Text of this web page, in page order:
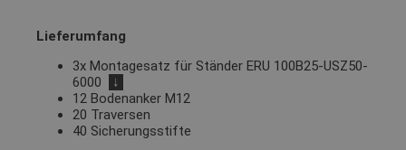
Lieferumfang
3x Montagesatz für Ständer ERU 100B25-USZ50-
6000
↓
12 Bodenanker M12
20 Traversen
40 Sicherungsstifte